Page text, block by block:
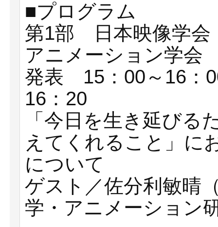
■プログラム
第1部 日本映像学会
アニメーション学会
発表 15：00～16
16：20
「今日を生き延びる
えてくれること」に
について
ゲスト／佐分利敏晴
学・アニメーション